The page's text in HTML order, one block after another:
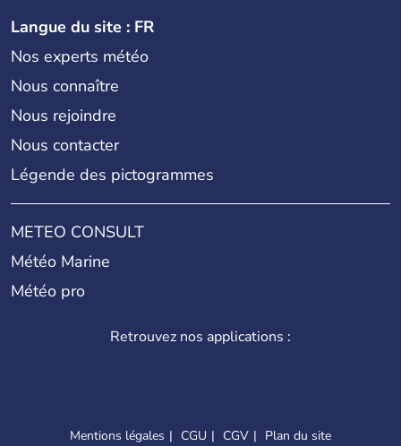
Langue du site : FR
Nos experts météo
Nous connaître
Nous rejoindre
Nous contacter
Légende des pictogrammes
METEO CONSULT
Météo Marine
Météo pro
Retrouvez nos applications :
Mentions légales CGU CGV Plan du site